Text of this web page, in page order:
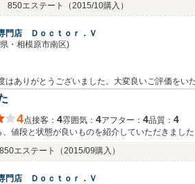
850エステート （2015/10購入）
門店 Ｄｏｃｔｏｒ．Ｖ
・相模原市南区)
ありがとうございました。大変良いご評価をい
ます。お近くにお越しの際には是非お立ち寄り
4点接客： 4雰囲気： 4アフター： 4品質： 4
値段と状態が良いものを紹介していただきました
エステート （2015/09購入）
門店 Ｄｏｃｔｏｒ．Ｖ